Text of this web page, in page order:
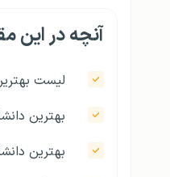
آنچه در این
لیست
بهترین
بهترین